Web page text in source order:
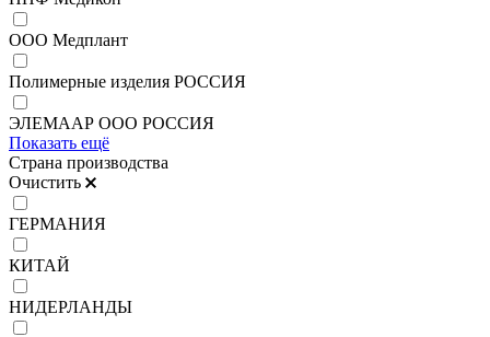
ООО Медплант
Полимерные изделия РОССИЯ
ЭЛЕМААР ООО РОССИЯ
Показать ещё
Страна производства
Очистить
ГЕРМАНИЯ
КИТАЙ
НИДЕРЛАНДЫ